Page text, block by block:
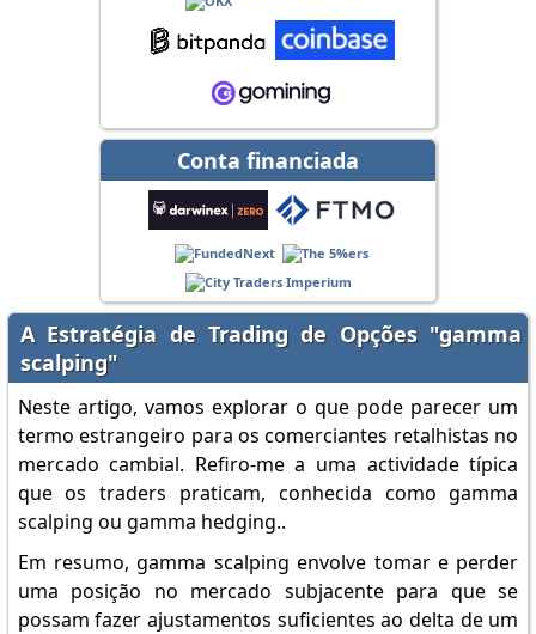
Conta financiada
A Estratégia de Trading de Opções "gamma
scalping"
Neste artigo, vamos explorar o que pode parecer um
termo estrangeiro para os comerciantes retalhistas no
mercado cambial. Refiro-me a uma actividade típica
que os traders praticam, conhecida como gamma
scalping ou gamma hedging..
Em resumo, gamma scalping envolve tomar e perder
uma posição no mercado subjacente para que se
possam fazer ajustamentos suficientes ao delta de um